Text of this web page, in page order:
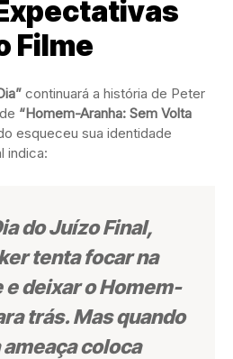
Filme
continuará a história de Peter
“Homem-Aranha: Sem Volta
esqueceu sua identidade
indica:
do Juízo Final,
tenta focar na
e deixar o Homem-
trás. Mas quando
ameaça coloca